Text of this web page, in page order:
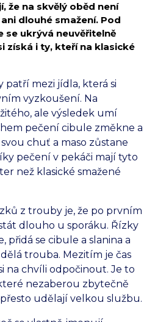
že na skvělý oběd není
dlouhé smažení. Pod
se ukrývá neuvěřitelně
získá i ty, kteří na klasické
mezi jídla, která si
vyzkoušení. Na
ale výsledek umí
pečení cibule změkne a
chuť a maso zůstane
pečení v pekáči mají tyto
než klasické smažené
z trouby je, že po prvním
dlouho u sporáku. Řízky
přidá se cibule a slanina a
trouba. Mezitím je čas
na chvíli odpočinout. Je to
nezaberou zbytečně
udělají velkou službu.